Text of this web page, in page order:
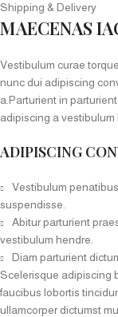
Shipping & Delivery
MAECENAS
Vestibulum curae
nunc dui adipiscing
a.Parturient in
adipiscing a
ADIPISCING
Vestibulum
suspendisse.
Abitur parturient
vestibulum hendre.
Diam parturient
Scelerisque adipiscing
faucibus lobortis
ullamcorper dictumst